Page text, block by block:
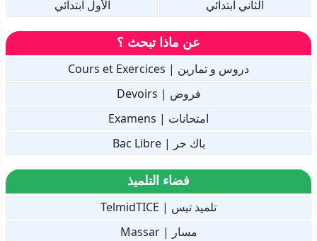
الثاني ابتدائي
الأول ابتدائي
عن ماذا تبحث ؟
دروس و تمارين | Cours et Exercices
فروض | Devoirs
امتحانات | Examens
باك حر | Bac Libre
فضاء التلميذ
تلميذ تيس | TelmidTICE
مسار | Massar